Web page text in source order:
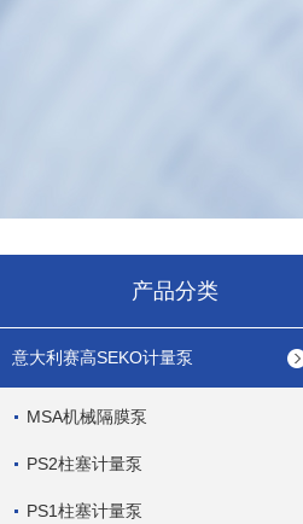
产品分类
意大利赛高SEKO计量泵
MSA机械隔膜泵
PS2柱塞计量泵
PS1柱塞计量泵